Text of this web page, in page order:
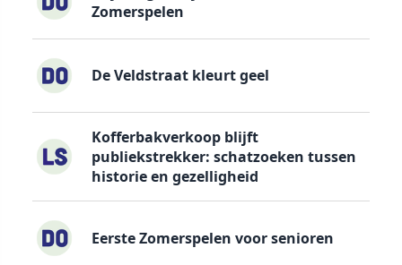
Zomerspelen
De Veldstraat kleurt geel
Kofferbakverkoop blijft
publiekstrekker: schatzoeken tussen
historie en gezelligheid
Eerste Zomerspelen voor senioren